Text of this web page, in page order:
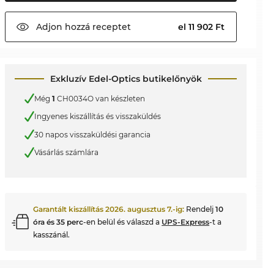
Adjon hozzá receptet el 11 902 Ft
Exkluzív Edel-Optics butikelőnyök
Még1 CH0034O van készleten
Ingyenes kiszállítás és visszaküldés
30 napos visszaküldési garancia
Vásárlás számlára
Garantált kiszállítás2026. augusztus 7.-ig: Rendelj10
óra és 35 perc-en belül és válaszd a UPS-Express-t a
kasszánál.